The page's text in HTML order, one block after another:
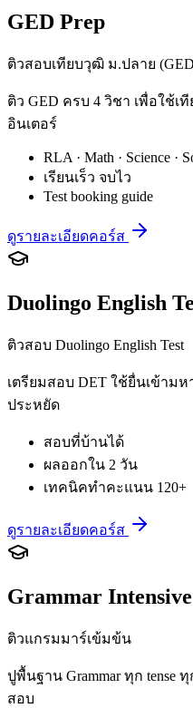
GED Prep
ติวสอบเทียบวุฒิ ม.ปลาย
ติว GED ครบ 4 วิชา เพื่อใช้
อินเตอร์
RLA · Math · Science ·
เรียนเร็ว จบไว
Test booking guide
ดูรายละเอียดคอร์ส
Duolingo English
ติวสอบ Duolingo English Test
เตรียมสอบ DET ใช้ยื่นเข้าม
ประหยัด
สอบที่บ้านได้
ผลออกใน 2 วัน
เทคนิคทำคะแนน 120+
ดูรายละเอียดคอร์ส
Grammar Intensive
ติวแกรมมาร์เข้มข้น
ปูพื้นฐาน Grammar ทุก tense
สอบ